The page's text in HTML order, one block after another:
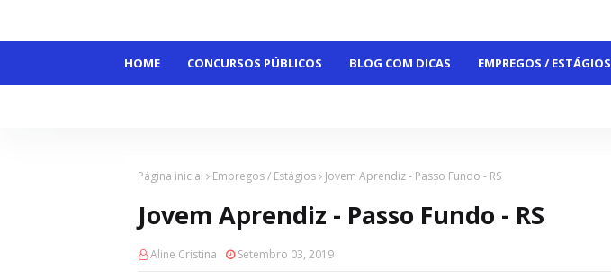
HOME CONCURSOS PÚBLICOS BLOG COM DICAS EMPREGOS / ESTÁGIOS
Página inicial Empregos / Estágios Jovem Aprendiz - Passo Fundo - RS
Jovem Aprendiz - Passo Fundo - RS
Aline Cristina Setembro 03, 2019